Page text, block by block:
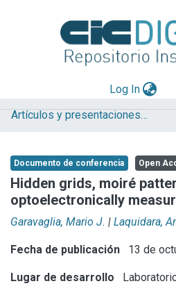
Log In
Explorar
Aportar material
Statistics
Artículos y presentaciones en Congresos
Documento de conferencia Open
Hidden grids, moiré
optoelectronically
Garavaglia, Mario J. | Laquidara,
Fecha de publicación 13 de
Lugar de desarrollo